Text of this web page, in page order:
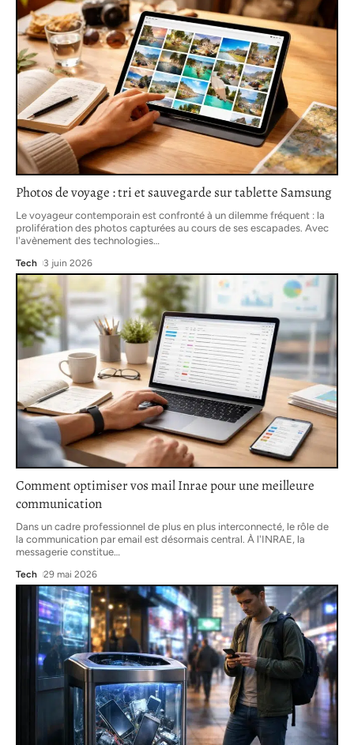
Photos de voyage : tri et sauvegarde sur tablette Samsung
Le voyageur contemporain est confronté à un dilemme fréquent : la
prolifération des photos capturées au cours de ses escapades. Avec
l'avènement des technologies…
Tech 3 juin 2026
Comment optimiser vos mail Inrae pour une meilleure
communication
Dans un cadre professionnel de plus en plus interconnecté, le rôle de
la communication par email est désormais central. À l'INRAE, la
messagerie constitue…
Tech 29 mai 2026